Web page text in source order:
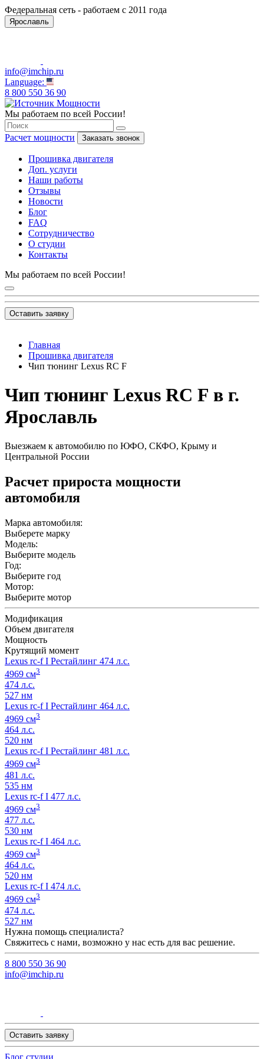
Федеральная сеть - работаем с 2011 года
Ярославль
info@imchip.ru
Language:
8 800 550 36 90
Мы работаем по всей России!
Расчет мощности Заказать звонок
Прошивка двигателя
Доп. услуги
Наши работы
Отзывы
Новости
Блог
FAQ
Сотрудничество
О студии
Контакты
Мы работаем по всей России!
Оставить заявку
Главная
Прошивка двигателя
Чип тюнинг Lexus RC F
Чип тюнинг Lexus RC F в г.
Ярославль
Выезжаем к автомобилю по ЮФО, СКФО, Крыму и
Центральной России
Расчет прироста мощности
автомобиля
Марка автомобиля:
Выберете марку
Модель:
Выберите модель
Год:
Выберите год
Мотор:
Выберите мотор
Модификация
Объем двигателя
Мощность
Крутящий момент
Lexus rc-f I Рестайлинг 474 л.с.
4969 см3
474 л.с.
527 нм
Lexus rc-f I Рестайлинг 464 л.с.
4969 см3
464 л.с.
520 нм
Lexus rc-f I Рестайлинг 481 л.с.
4969 см3
481 л.с.
535 нм
Lexus rc-f I 477 л.с.
4969 см3
477 л.с.
530 нм
Lexus rc-f I 464 л.с.
4969 см3
464 л.с.
520 нм
Lexus rc-f I 474 л.с.
4969 см3
474 л.с.
527 нм
Нужна помощь специалиста?
Свяжитесь с нами, возможно у нас есть для вас решение.
8 800 550 36 90
info@imchip.ru
Оставить заявку
Блог студии